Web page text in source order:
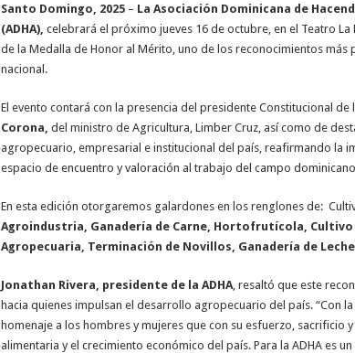
Santo Domingo, 2025 – La Asociación Dominicana de
(ADHA), celebrará el próximo jueves 16 de octubre, en el Teatro La
de la Medalla de Honor al Mérito, uno de los reconocimientos
nacional.
El evento contará con la presencia del presidente Constitucional de
Corona, del ministro de Agricultura, Limber Cruz, así como de
agropecuario, empresarial e institucional del país, reafirmando la
espacio de encuentro y valoración al trabajo del campo
En esta edición otorgaremos galardones en los renglones de:
Agroindustria, Ganadería de Carne, Hortofrutícola,
Agropecuaria, Terminación de Novillos, Ganadería de
Jonathan Rivera, presidente de la ADHA, resaltó que este
hacia quienes impulsan el desarrollo agropecuario del país. “Con
homenaje a los hombres y mujeres que con su esfuerzo, sacrificio
alimentaria y el crecimiento económico del país. Para la ADHA es